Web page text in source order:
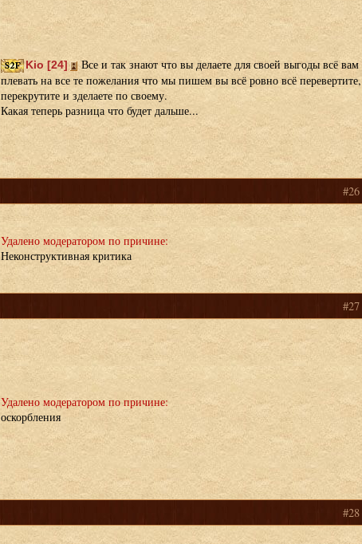
Kio [24]
Все и так знают что вы делаете для своей выгоды всё вам
плевать на все те пожелания что мы пишем вы всё ровно всё перевертите,
перекрутите и зделаете по своему.
Какая теперь разница что будет дальше...
#26
Удалено модератором по причине:
Неконструктивная критика
#27
Удалено модератором по причине:
оскорбления
#28